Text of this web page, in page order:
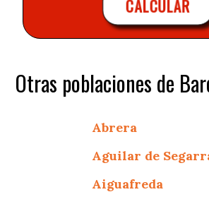
CALCULAR
Otras poblaciones de
Abrera
Aguilar de
Aiguafreda